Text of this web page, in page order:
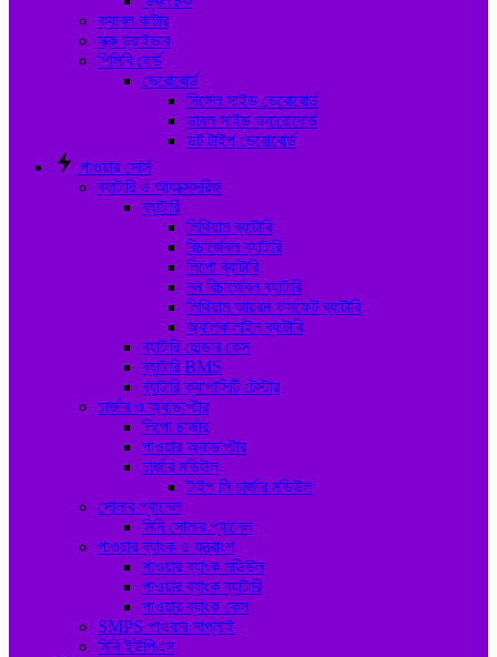
ক্যাবল কাটার
স্ক্রু ড্রাইভার
পিসিবি বোর্ড
ভেরোবোর্ড
সিঙ্গেল সাইড ভেরোবোর্ড
ডাবল সাইড ভ্যারোবোর্ড
ডট টাইপ ভেরোবোর্ড
পাওয়ার সোর্স
ব্যাটারি ও আ্যক্সেসরিজ
ব্যাটারি
লিথিয়াম ব্যাটারি
রিচার্জেবল ব্যাটারি
লিপো ব্যাটারি
নন রিচার্জেবল ব্যাটারি
লিথিয়াম আয়রন ফসফেট ব্যাটারি
অ্যালকালাইন ব্যাটারি
ব্যাটারি হোল্ডার কেস
ব্যাটারি BMS
ব্যাটারি ক্যাপাসিটি টেস্টার
চার্জার ও অ্যাডাপ্টার
লিপো চার্জার
পাওয়ার অ্যাডাপ্টার
চার্জার মডিউল
টাইপ সি চার্জার মডিউল
সোলার প্যানেল
মিনি সোলার প্যানেল
পাওয়ার ব্যাংক ও যন্ত্রাংশ
পাওয়ার ব্যাংক মডিউল
পাওয়ার ব্যাংক ব্যাটারি
পাওয়ার ব্যাংক কেস
SMPS পাওয়ার সাপ্লাই
মিনি ইউপিএস